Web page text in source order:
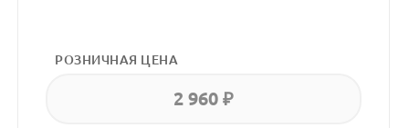
РОЗНИЧНАЯ ЦЕНА
2 960 ₽